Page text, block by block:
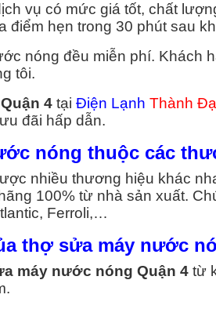
vụ có mức giá tốt, chất
điểm hẹn trong 30 phút sau
nóng đều miễn phí. Khách
tôi.
4 tại Điện Lạnh Thành
đãi hấp dẫn.
nóng thuộc các
nhiều thương hiệu khác
100% từ nhà sản xuất.
Ferroli,…
thợ sửa máy nước
máy nước nóng Quận 4 từ